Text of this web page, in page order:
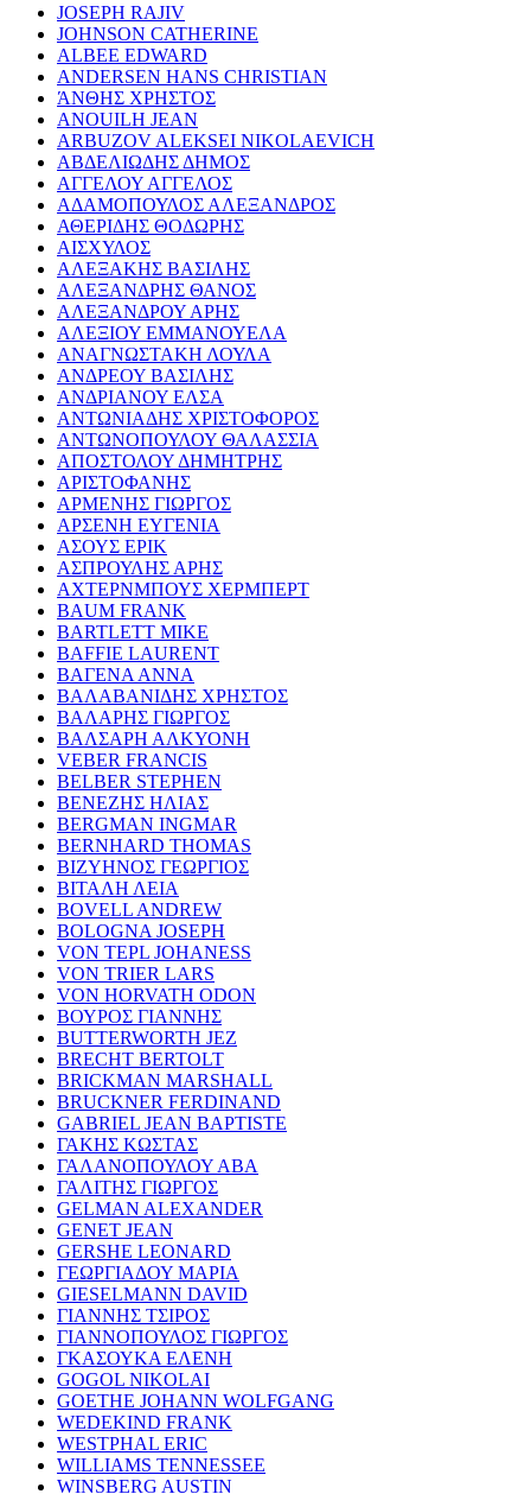
JOSEPH RAJIV
JOHNSON CATHERINE
ALBEE EDWARD
ANDERSEN HANS CHRISTIAN
ΆΝΘΗΣ ΧΡΗΣΤΟΣ
ANOUILH JEAN
ARBUZOV ALEKSEI NIKOLAEVICH
ΑΒΔΕΛΙΩΔΗΣ ΔΗΜΟΣ
ΑΓΓΕΛΟΥ ΑΓΓΕΛΟΣ
ΑΔΑΜΟΠΟΥΛΟΣ ΑΛΕΞΑΝΔΡΟΣ
ΑΘΕΡΙΔΗΣ ΘΟΔΩΡΗΣ
ΑΙΣΧΥΛΟΣ
ΑΛΕΞΑΚΗΣ ΒΑΣΙΛΗΣ
ΑΛΕΞΑΝΔΡΗΣ ΘΑΝΟΣ
ΑΛΕΞΑΝΔΡΟΥ ΑΡΗΣ
ΑΛΕΞΙΟΥ ΕΜΜΑΝΟΥΕΛΑ
ΑΝΑΓΝΩΣΤΑΚΗ ΛΟΥΛΑ
ΑΝΔΡΕΟΥ ΒΑΣΙΛΗΣ
ΑΝΔΡΙΑΝΟΥ ΕΛΣΑ
ΑΝΤΩΝΙΑΔΗΣ ΧΡΙΣΤΟΦΟΡΟΣ
ΑΝΤΩΝΟΠΟΥΛΟΥ ΘΑΛΑΣΣΙΑ
ΑΠΟΣΤΟΛΟΥ ΔΗΜΗΤΡΗΣ
ΑΡΙΣΤΟΦΑΝΗΣ
ΑΡΜΕΝΗΣ ΓΙΩΡΓΟΣ
ΑΡΣΕΝΗ ΕΥΓΕΝΙΑ
ΑΣΟΥΣ ΕΡΙΚ
ΑΣΠΡΟΥΛΗΣ ΑΡΗΣ
ΑΧΤΕΡΝΜΠΟΥΣ ΧΕΡΜΠΕΡΤ
BAUM FRANK
BARTLETT MIKE
BAFFIE LAURENT
ΒΑΓΕΝΑ ΑΝΝΑ
ΒΑΛΑΒΑΝΙΔΗΣ ΧΡΗΣΤΟΣ
ΒΑΛΑΡΗΣ ΓΙΩΡΓΟΣ
ΒΑΛΣΑΡΗ ΑΛΚΥΟΝΗ
VEBER FRANCIS
BELBER STEPHEN
ΒΕΝΕΖΗΣ ΗΛΙΑΣ
BERGMAN INGMAR
BERNHARD THOMAS
ΒΙΖΥΗΝΟΣ ΓΕΩΡΓΙΟΣ
ΒΙΤΑΛΗ ΛΕΙΑ
BOVELL ANDREW
BOLOGNA JOSEPH
VON TEPL JOHANESS
VON TRIER LARS
VON HORVATH ODON
ΒΟΥΡΟΣ ΓΙΑΝΝΗΣ
BUTTERWORTH JEZ
BRECHT BERTOLT
BRICKMAN MARSHALL
BRUCKNER FERDINAND
GABRIEL JEAN BAPTISTE
ΓΑΚΗΣ ΚΩΣΤΑΣ
ΓΑΛΑΝΟΠΟΥΛΟΥ ΑΒΑ
ΓΑΛΙΤΗΣ ΓΙΩΡΓΟΣ
GELMAN ALEXANDER
GENET JEAN
GERSHE LEONARD
ΓΕΩΡΓΙΑΔΟΥ ΜΑΡΙΑ
GIESELMANN DAVID
ΓΙΑΝΝΗΣ ΤΣΙΡΟΣ
ΓΙΑΝΝΟΠΟΥΛΟΣ ΓΙΩΡΓΟΣ
ΓΚΑΣΟΥΚΑ ΕΛΕΝΗ
GOGOL NIKOLAI
GOETHE JOHANN WOLFGANG
WEDEKIND FRANK
WESTPHAL ERIC
WILLIAMS TENNESSEE
WINSBERG AUSTIN